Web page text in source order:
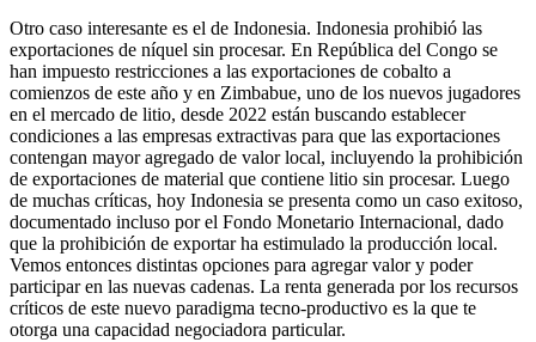
Otro caso interesante es el de Indonesia. Indonesia prohibió las
exportaciones de níquel sin procesar. En República del Congo se
han impuesto restricciones a las exportaciones de cobalto a
comienzos de este año y en Zimbabue, uno de los nuevos jugadores
en el mercado de litio, desde 2022 están buscando establecer
condiciones a las empresas extractivas para que las exportaciones
contengan mayor agregado de valor local, incluyendo la prohibición
de exportaciones de material que contiene litio sin procesar. Luego
de muchas críticas, hoy Indonesia se presenta como un caso exitoso,
documentado incluso por el Fondo Monetario Internacional, dado
que la prohibición de exportar ha estimulado la producción local.
Vemos entonces distintas opciones para agregar valor y poder
participar en las nuevas cadenas. La renta generada por los recursos
críticos de este nuevo paradigma tecno-productivo es la que te
otorga una capacidad negociadora particular.